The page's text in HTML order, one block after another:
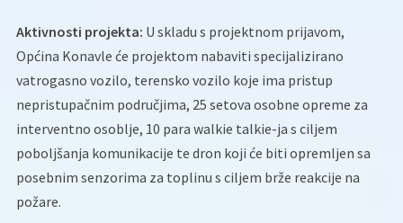
Aktivnosti projekta: U skladu s projektnom prijavom,
Općina Konavle će projektom nabaviti specijalizirano
vatrogasno vozilo, terensko vozilo koje ima pristup
nepristupačnim područjima, 25 setova osobne opreme za
interventno osoblje, 10 para walkie talkie-ja s ciljem
poboljšanja komunikacije te dron koji će biti opremljen sa
posebnim senzorima za toplinu s ciljem brže reakcije na
požare.